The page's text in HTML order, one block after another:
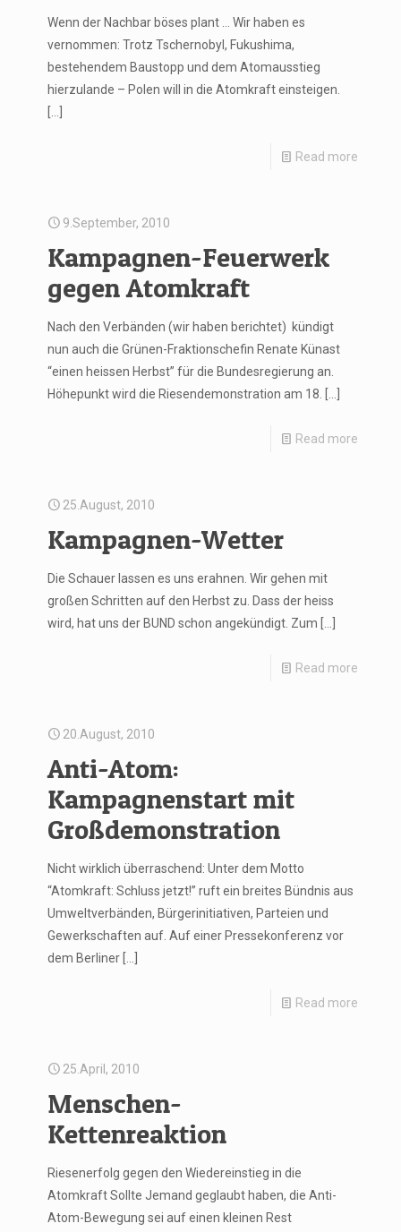
Wenn der Nachbar böses plant … Wir haben es
vernommen: Trotz Tschernobyl, Fukushima,
bestehendem Baustopp und dem Atomausstieg
hierzulande – Polen will in die Atomkraft einsteigen.
Read more
9.September, 2010
Kampagnen-Feuerwerk
gegen Atomkraft
Nach den Verbänden (wir haben berichtet) kündigt
nun auch die Grünen-Fraktionschefin Renate Künast
“einen heissen Herbst” für die Bundesregierung an.
Höhepunkt wird die Riesendemonstration am 18.
Read more
25.August, 2010
Kampagnen-Wetter
Die Schauer lassen es uns erahnen. Wir gehen mit
großen Schritten auf den Herbst zu. Dass der heiss
wird, hat uns der BUND schon angekündigt. Zum
Read more
20.August, 2010
Anti-Atom:
Kampagnenstart mit
Großdemonstration
Nicht wirklich überraschend: Unter dem Motto
“Atomkraft: Schluss jetzt!” ruft ein breites Bündnis aus
Umweltverbänden, Bürgerinitiativen, Parteien und
Gewerkschaften auf. Auf einer Pressekonferenz vor
dem Berliner
Read more
25.April, 2010
Menschen-
Kettenreaktion
Riesenerfolg gegen den Wiedereinstieg in die
Atomkraft Sollte Jemand geglaubt haben, die Anti-
Atom-Bewegung sei auf einen kleinen Rest